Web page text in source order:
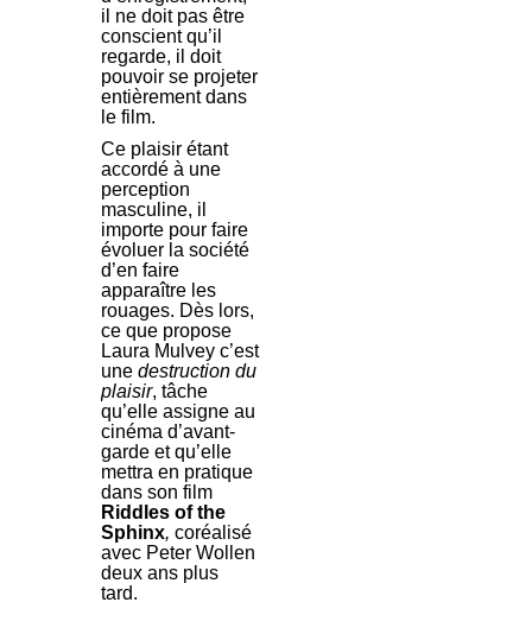
il ne doit pas être
conscient qu’il
regarde, il doit
pouvoir se projeter
entièrement dans
le film.
Ce plaisir étant
accordé à une
perception
masculine, il
importe pour faire
évoluer la société
d’en faire
apparaître les
rouages. Dès lors,
ce que propose
Laura Mulvey c’est
une destruction du
plaisir, tâche
qu’elle assigne au
cinéma d’avant-
garde et qu’elle
mettra en pratique
dans son film
Riddles of the
Sphinx, coréalisé
avec Peter Wollen
deux ans plus
tard.